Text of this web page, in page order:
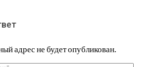
адрес не будет опубликован.